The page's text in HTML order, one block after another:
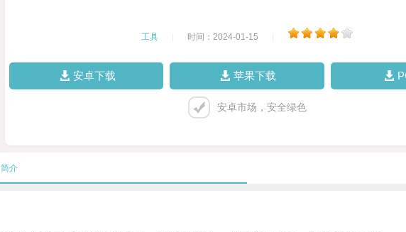
工具 时间：2024-01-15
安卓下载 苹果下载
安卓市场，安全绿色
简介